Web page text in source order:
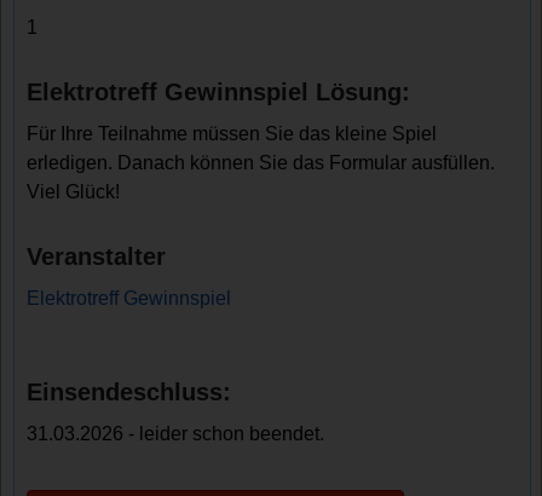
1
Elektrotreff Gewinnspiel Lösung:
Für Ihre Teilnahme müssen Sie das kleine Spiel
erledigen. Danach können Sie das Formular ausfüllen.
Viel Glück!
Veranstalter
Elektrotreff Gewinnspiel
Einsendeschluss:
31.03.2026 - leider schon beendet.